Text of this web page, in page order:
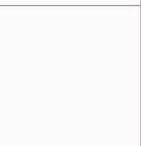
erreur.
recherchez n’existe